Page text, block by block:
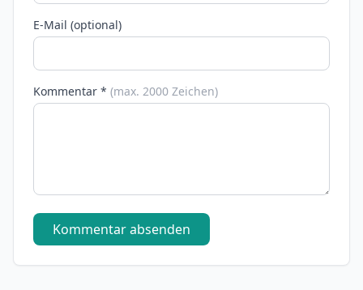
E-Mail (optional)
Kommentar * (max. 2000 Zeichen)
Kommentar absenden